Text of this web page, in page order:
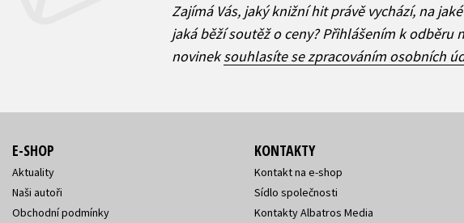
Zajímá Vás, jaký knižní hit právě vychází, na
jaká běží soutěž o ceny? Přihlášením k odběru
novineksouhlasíte se zpracováním osobních
E-SHOP
Aktuality
Naši autoři
Obchodní podmínky
KONTAKTY
Kontakt na e-shop
Sídlo společnosti
Kontakty Albatros Media